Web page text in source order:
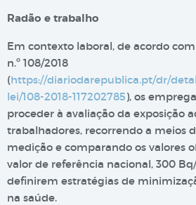
Radão e trabalho
Em contexto laboral, de acordo
n.º 108/2018
(https://diariodarepublica.pt/dr/
lei/108-2018-117202785), os
proceder à avaliação da exposição
trabalhadores, recorrendo a meios
medição e comparando os valores
valor de referência nacional, 300
definirem estratégias de
na saúde.